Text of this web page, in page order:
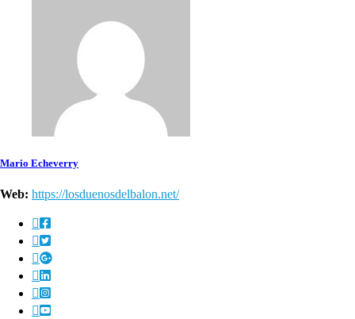
Mario Echeverry
Web: https://losduenosdelbalon.net/